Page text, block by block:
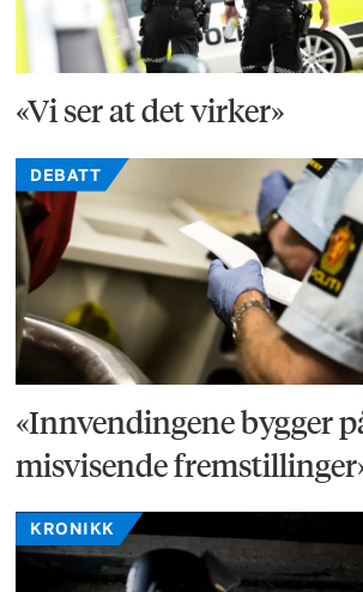
«Vi ser at det virker»
DEBATT
«Innvendingene bygger
misvisende
KRONIKK